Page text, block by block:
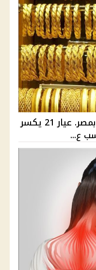
ارتفاع جديد بأسعار الذهب بمصر. عيار 21 يكسر